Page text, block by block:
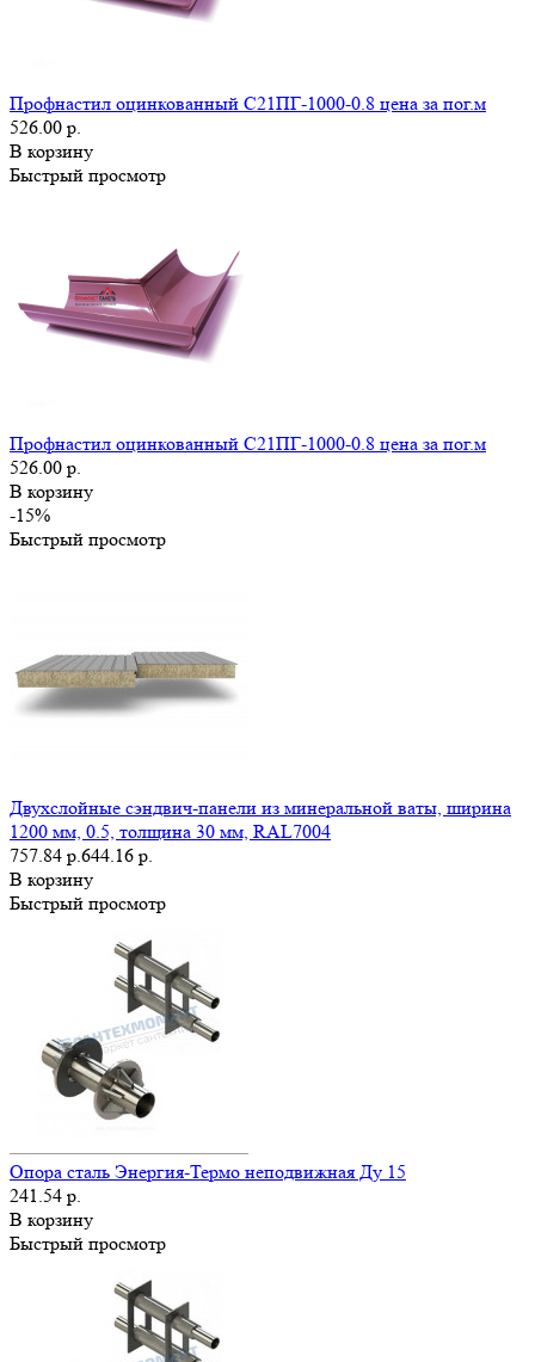
Профнастил оцинкованный С21ПГ-1000-0.8 цена за пог.м
526.00 р.
В корзину
Быстрый просмотр
Профнастил оцинкованный С21ПГ-1000-0.8 цена за пог.м
526.00 р.
В корзину
-15%
Быстрый просмотр
Двухслойные сэндвич-панели из минеральной ваты, ширина
1200 мм, 0.5, толщина 30 мм, RAL7004
757.84 р.644.16 р.
В корзину
Быстрый просмотр
Опора сталь Энергия-Термо неподвижная Ду 15
241.54 р.
В корзину
Быстрый просмотр